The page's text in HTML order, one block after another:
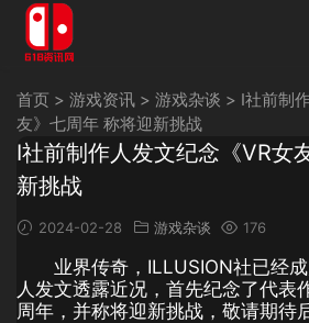
首页 > 游戏资讯 > 游戏杂谈 > I社前制
友》七周年 称将迎新挑战
I社前制作人发文纪念《VR女
新挑战
2024-02-28 游戏杂谈 176
业界传奇，ILLUSION社已经
人发文透露近况，首先纪念了代表
周年，并称将迎新挑战，敬请期待